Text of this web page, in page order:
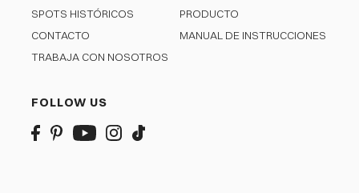
SPOTS HISTÓRICOS
CONTACTO
TRABAJA CON NOSOTROS
PRODUCTO
MANUAL DE INSTRUCCIONES
FOLLOW US